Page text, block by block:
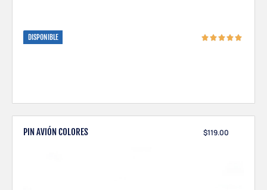
DISPONIBLE
PIN AVIÓN COLORES $119.00